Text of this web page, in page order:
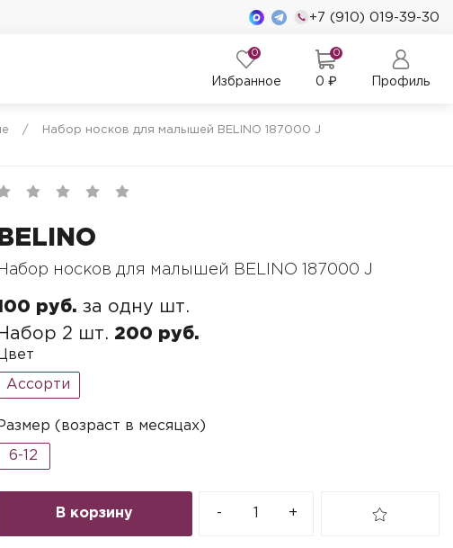
+7 (910) 019-39-30
0
Избранное
0
0 ₽ Профиль
/ Набор носков для малышей BELINO 187000 J
BELINO
Набор носков для малышей BELINO 187000 J
руб. за одну шт.
Набор 2 шт. 200 руб.
Цвет
Ассорти
Размер (возраст в месяцах)
6-12
В корзину - +